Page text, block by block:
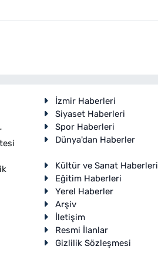
İzmir Haberleri
Siyaset Haberleri
Spor Haberleri
Dünya'dan Haberler
Kültür ve Sanat Haberleri
Eğitim Haberleri
Yerel Haberler
Arşiv
İletişim
Resmi İlanlar
Gizlilik Sözleşmesi